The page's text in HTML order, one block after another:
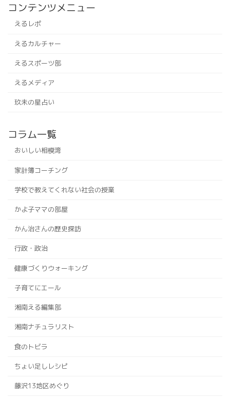
コンテンツメニュー
えるレポ
えるカルチャー
えるスポーツ部
えるメディア
玖未の星占い
コラム一覧
おいしい相模湾
家計簿コーチング
学校で教えてくれない社会の授業
かよ子ママの部屋
かん治さんの歴史探訪
行政・政治
健康づくりウォーキング
子育てにエール
湘南える編集部
湘南ナチュラリスト
食のトビラ
ちょい足しレシピ
藤沢13地区めぐり